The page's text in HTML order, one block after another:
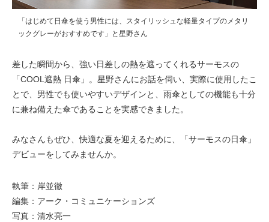
「はじめて日傘を使う男性には、スタイリッシュな軽量タイプのメタリ
ックグレーがおすすめです」と星野さん
差した瞬間から、強い日差しの熱を遮ってくれるサーモスの
「COOL遮熱 日傘」。星野さんにお話を伺い、実際に使用したこ
とで、男性でも使いやすいデザインと、雨傘としての機能も十分
に兼ね備えた傘であることを実感できました。
みなさんもぜひ、快適な夏を迎えるために、「サーモスの日傘」
デビューをしてみませんか。
執筆：岸並徹
編集：アーク・コミュニケーションズ
写真：清水亮一